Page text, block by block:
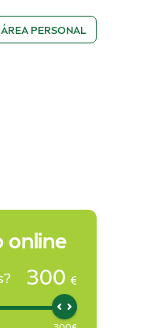
ÁREA PERSONAL
online
300 €